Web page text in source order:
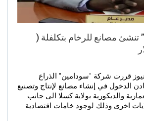
مصانع للرخام بتكلفلة (
قررت شركة "سودامين" الذراع
الدخول في إنشاء مصانع لإنتاج وتصنيع
والديكورية بولاية كسلا الى جانب
فيه ب(4) ولايات اخرى وذلك لوجود خامات اقتصادية